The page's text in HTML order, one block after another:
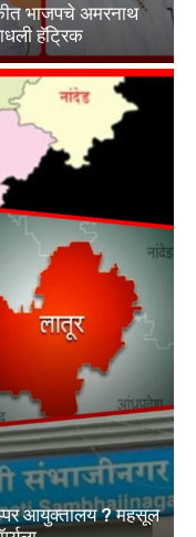
भाजपचे अमरनाथ
हॅट्रिक
आयुक्तालय ? महसूल